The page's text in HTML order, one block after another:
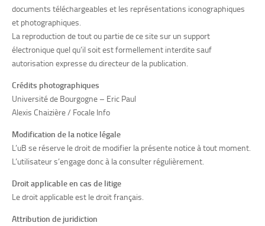
documents téléchargeables et les représentations iconographiques
et photographiques.
La reproduction de tout ou partie de ce site sur un support
électronique quel qu’il soit est formellement interdite sauf
autorisation expresse du directeur de la publication.
Crédits photographiques
Université de Bourgogne – Eric Paul
Alexis Chaizière / Focale Info
Modification de la notice légale
L’uB se réserve le droit de modifier la présente notice à tout moment.
L’utilisateur s’engage donc à la consulter régulièrement.
Droit applicable en cas de litige
Le droit applicable est le droit français.
Attribution de juridiction